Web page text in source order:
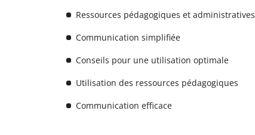
Ressources pédagogiques et administratives
Communication simplifiée
Conseils pour une utilisation optimale
Utilisation des ressources pédagogiques
Communication efficace